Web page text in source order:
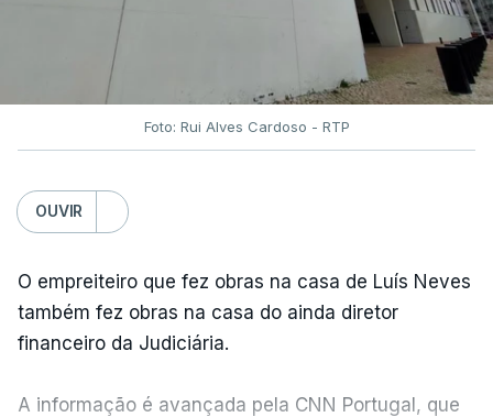
Foto: Rui Alves Cardoso - RTP
OUVIR
O empreiteiro que fez obras na casa de Luís Neves
também fez obras na casa do ainda diretor
financeiro da Judiciária.
A informação é avançada pela CNN Portugal, que